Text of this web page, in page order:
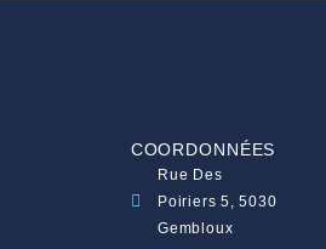
COORDONNÉES
Rue Des
Poiriers 5, 5030
Gembloux